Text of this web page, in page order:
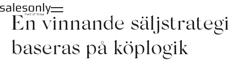
En vinnande säljstrategi
baseras på köplogik